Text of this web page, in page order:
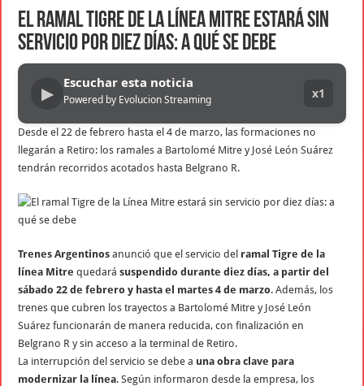
El ramal Tigre de la Línea Mitre estará sin
servicio por diez días: a qué se debe
▶
Escuchar esta noticia
Powered by Evolucion Streaming x1
Desde el 22 de febrero hasta el 4 de marzo, las formaciones no
llegarán a Retiro: los ramales a Bartolomé Mitre y José León Suárez
tendrán recorridos acotados hasta Belgrano R.
Trenes Argentinosanunció que el servicio del ramal Tigre de la
línea Mitrequedará suspendido durante diez días, a partir del
sábado 22 de febrero y hasta el martes 4 de marzo. Además, los
trenes que cubren los trayectos a Bartolomé Mitre y José León
Suárez funcionarán de manera reducida, con finalización en
Belgrano R y sin acceso a la terminal de Retiro.
La interrupción del servicio se debe a una obra clave para
modernizar la línea. Según informaron desde la empresa, los